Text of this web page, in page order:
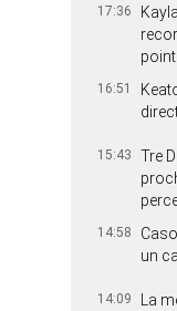
17:36
16:51
15:43
Tre
14:58
un
14:09
La